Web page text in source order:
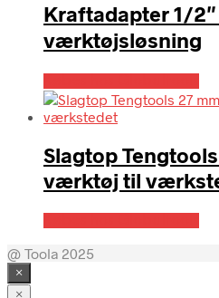
Kraftadapter 1/2″
værktøjsløsning
Slagtop
værktøj til
@ Toola 2025
×
×